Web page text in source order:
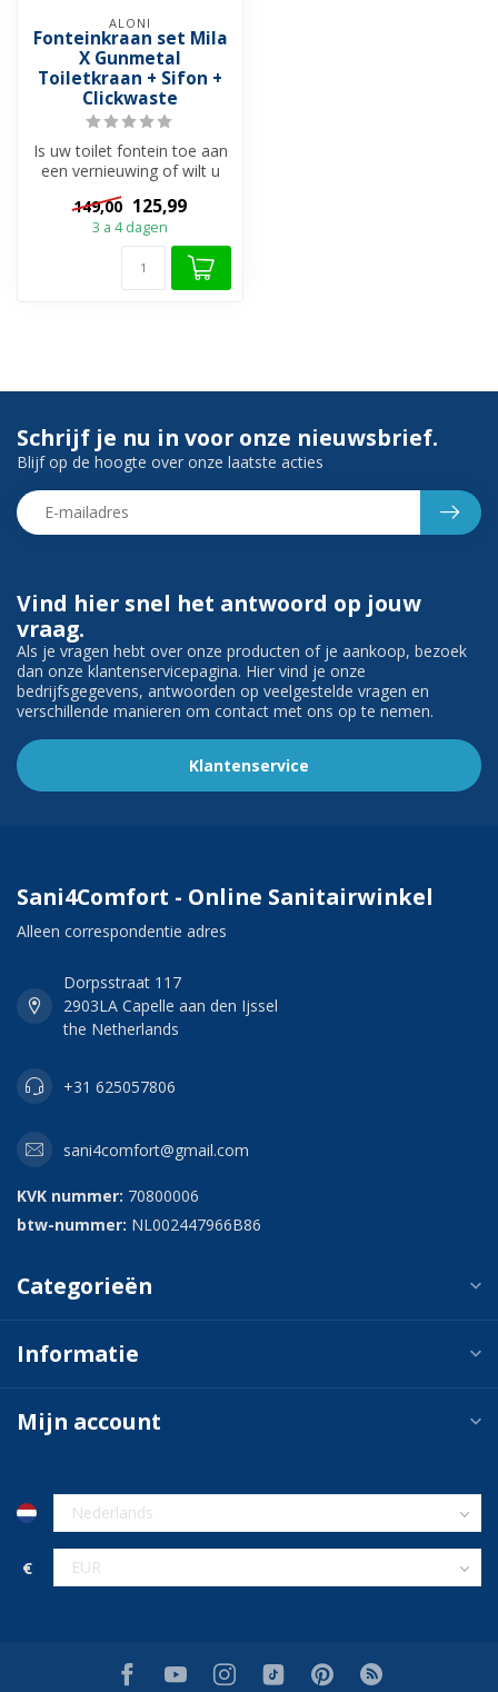
ALONI
Fonteinkraan set Mila
X Gunmetal
Toiletkraan + Sifon +
Clickwaste
Is uw toilet fontein toe aan
een vernieuwing of wilt u
een nieuwe fontein set, v...
149,00 125,99
3 a 4 dagen
Vind hier snel het antwoord op jouw
vraag.
Als je vragen hebt over onze producten of je aankoop, bezoek
dan onze klantenservicepagina. Hier vind je onze
bedrijfsgegevens, antwoorden op veelgestelde vragen en
verschillende manieren om contact met ons op te nemen.
Klantenservice
Schrijf je nu in voor onze nieuwsbrief.
Blijf op de hoogte over onze laatste acties
Sani4Comfort - Online Sanitairwinkel
Alleen correspondentie adres
Dorpsstraat 117
2903LA Capelle aan den Ijssel
the Netherlands
+31 625057806
sani4comfort@gmail.com
KVK nummer: 70800006
btw-nummer: NL002447966B86
Categorieën
Informatie
Mijn account
€